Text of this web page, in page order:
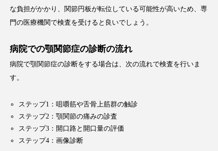
な負担がかかり、関節円板が転位している可能性が高いため、専
門の医療機関で検査を受けると良いでしょう。
病院での顎関節症の診断の流れ
病院で顎関節症の診断をする場合は、次の流れで検査を行いま
す。
ステップ1：咀嚼筋や舌骨上筋群の触診
ステップ2：顎関節の痛みの診査
ステップ3：開口路と開口量の評価
ステップ4：画像診断